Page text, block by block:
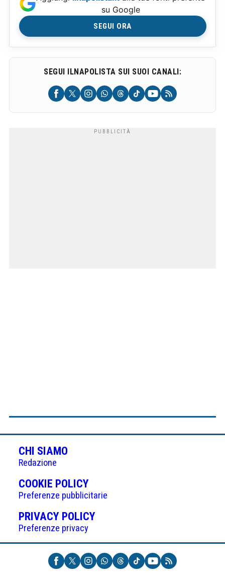
su Google
SEGUI ORA
SEGUI ILNAPOLISTA SUI SUOI CANALI:
CHI SIAMO
Redazione
COOKIE POLICY(APRE
IN
UNA
NUOVA
Preferenze pubblicitarie
PRIVACY POLICY(APRE
UNA
NUOVA
SCHEDA)
Preferenze privacy